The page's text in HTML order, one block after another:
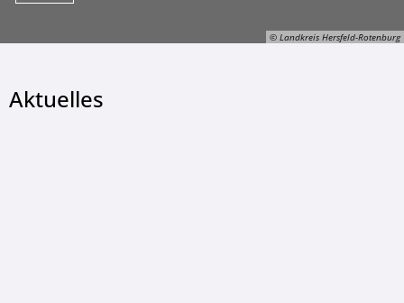
© Landkreis Hersfeld-Rotenburg
Aktuelles